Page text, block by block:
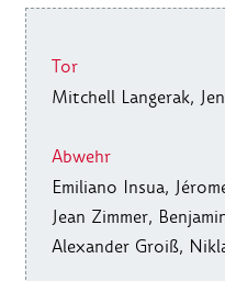
Tor
Mitchell Langerak,
Abwehr
Emiliano Insua,
Jean Zimmer,
Alexander Groiß,